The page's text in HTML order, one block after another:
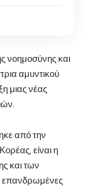
νοημοσύνης και
αμυντικού
μιας νέας
από την
είναι η
και των
επανδρωμένες